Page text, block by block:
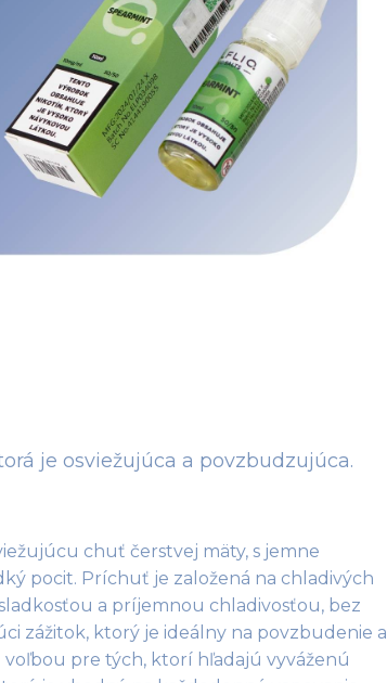
je osviežujúca a povzbudzujúca.
chuť čerstvej mäty, s jemne
pocit. Príchuť je založená na chladivých
a príjemnou chladivosťou, bez
zážitok, ktorý je ideálny na povzbudenie a
voľbou pre tých, ktorí hľadajú vyváženú